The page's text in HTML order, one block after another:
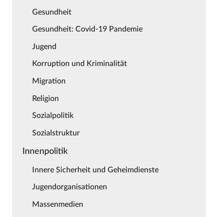
Gesundheit
Gesundheit: Covid-19 Pandemie
Jugend
Korruption und Kriminalität
Migration
Religion
Sozialpolitik
Sozialstruktur
Innenpolitik
Innere Sicherheit und Geheimdienste
Jugendorganisationen
Massenmedien